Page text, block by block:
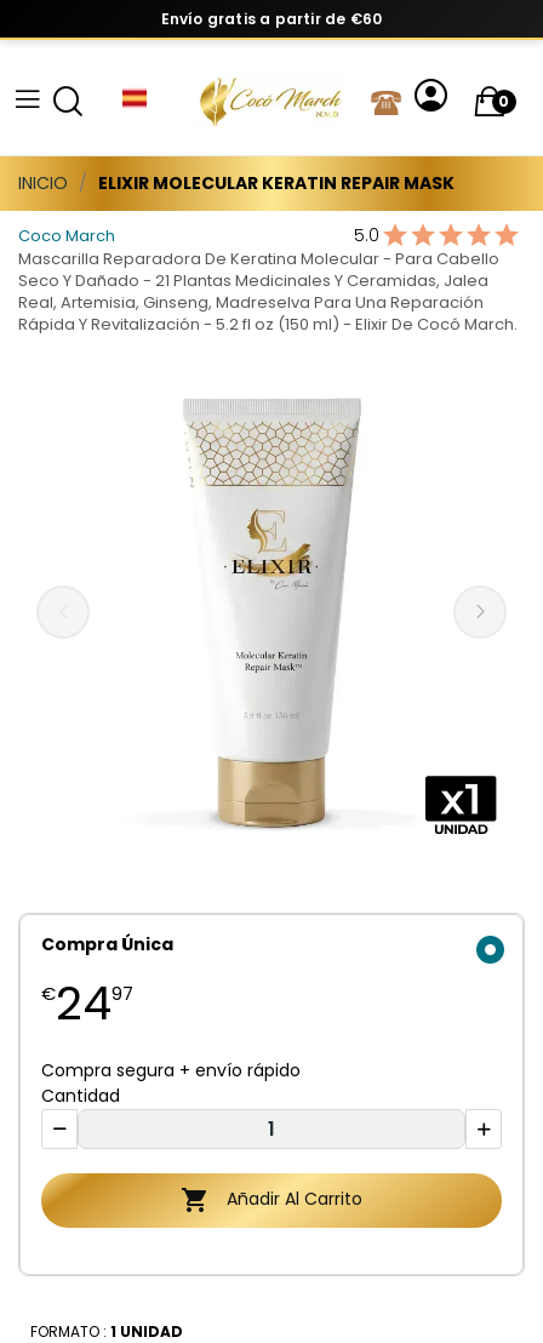
Envío gratis a partir de €60
0
INICIO ELIXIR MOLECULAR KERATIN REPAIR MASK
Coco March 5.0
Mascarilla Reparadora De Keratina Molecular - Para Cabello
Seco Y Dañado - 21 Plantas Medicinales Y Ceramidas, Jalea
Real, Artemisia, Ginseng, Madreselva Para Una Reparación
Rápida Y Revitalización - 5.2 fl oz (150 ml) - Elixir De Cocó March.
Compra Única
€2497
Compra segura + envío rápido
Cantidad
 Añadir Al Carrito
FORMATO : 1 UNIDAD